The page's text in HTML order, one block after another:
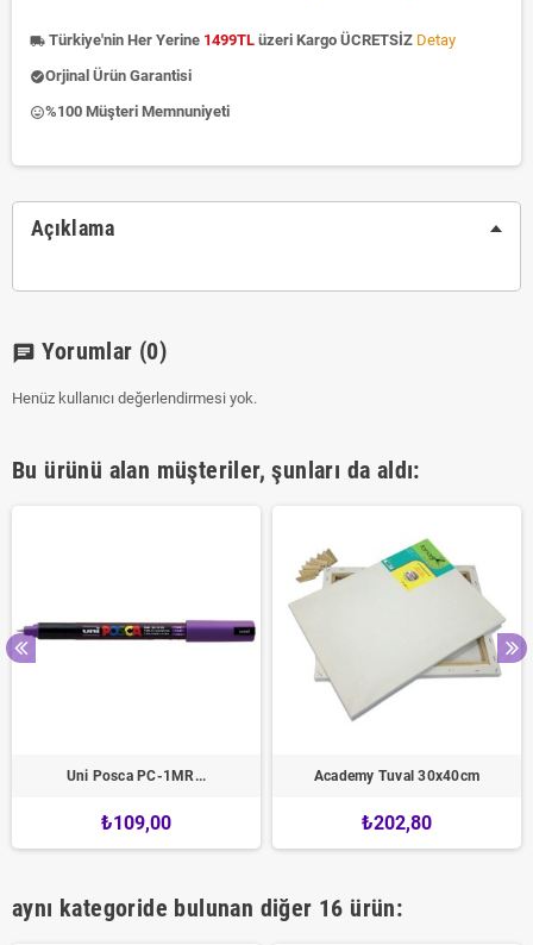
local_shipping Türkiye'nin Her Yerine 1499TL üzeri Kargo ÜCRETSİZ Detay
check_circleOrjinal Ürün Garantisi
insert_emoticon%100 Müşteri Memnuniyeti
Açıklama
chat Yorumlar (0)
Henüz kullanıcı değerlendirmesi yok.
Bu ürünü alan müşteriler, şunları da aldı:
Uni Posca PC-1MR...
₺109,00
Academy Tuval 30x40cm
₺202,80
aynı kategoride bulunan diğer 16 ürün: